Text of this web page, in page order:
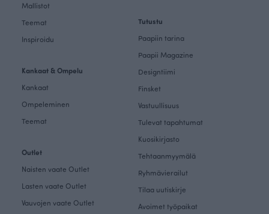
Mallistot
Teemat
Inspiroidu
Kankaat & Ompelu
Kankaat
Ompeleminen
Teemat
Outlet
Naisten vaate Outlet
Lasten vaate Outlet
Vauvojen vaate Outlet
Tutustu
Paapiin tarina
Paapii Magazine
Designtiimi
Finsket
Vastuullisuus
Tulevat tapahtumat
Kuosikirjasto
Tehtaanmyymälä
Ryhmävierailut
Tilaa uutiskirje
Avoimet työpaikat